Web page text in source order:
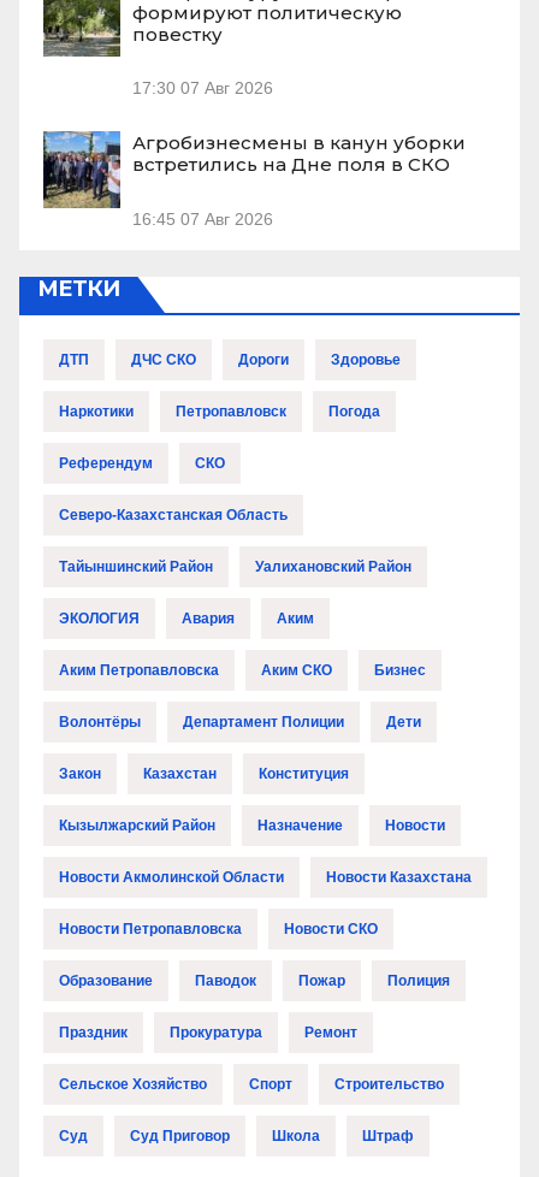
формируют политическую
повестку
17:30 07 Авг 2026
Агробизнесмены в канун уборки
встретились на Дне поля в СКО
16:45 07 Авг 2026
МЕТКИ
ДТП ДЧС СКО Дороги Здоровье
Наркотики Петропавловск Погода
Референдум СКО
Северо-Казахстанская Область
Тайыншинский Район Уалихановский Район
ЭКОЛОГИЯ Авария Аким
Аким Петропавловска Аким СКО Бизнес
Волонтёры Департамент Полиции Дети
Закон Казахстан Конституция
Кызылжарский Район Назначение Новости
Новости Акмолинской Области Новости Казахстана
Новости Петропавловска Новости СКО
Образование Паводок Пожар Полиция
Праздник Прокуратура Ремонт
Сельское Хозяйство Спорт Строительство
Суд Суд Приговор Школа Штраф